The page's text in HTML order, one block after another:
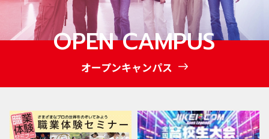
OPEN CAMPUS
オープンキャンパス